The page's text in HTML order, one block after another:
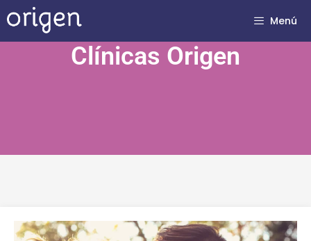
Menú
Clínicas Origen